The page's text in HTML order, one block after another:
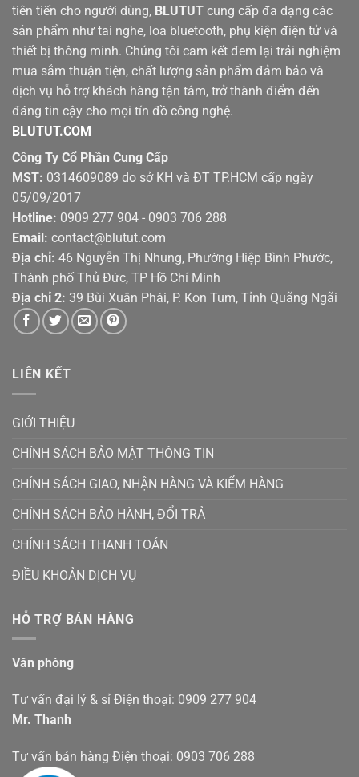
tiên tiến cho người dùng, BLUTUT cung cấp đa dạng các
sản phẩm như tai nghe, loa bluetooth, phụ kiện điện tử và
thiết bị thông minh. Chúng tôi cam kết đem lại trải nghiệm
mua sắm thuận tiện, chất lượng sản phẩm đảm bảo và
dịch vụ hỗ trợ khách hàng tận tâm, trở thành điểm đến
đáng tin cậy cho mọi tín đồ công nghệ.
BLUTUT.COM
Công Ty Cổ Phần Cung Cấp
MST: 0314609089 do sở KH và ĐT TP.HCM cấp ngày
05/09/2017
Hotline: 0909 277 904 - 0903 706 288
Email: contact@blutut.com
Địa chỉ: 46 Nguyễn Thị Nhung, Phường Hiệp Bình Phước,
Thành phố Thủ Đức, TP Hồ Chí Minh
Địa chỉ 2: 39 Bùi Xuân Phái, P. Kon Tum, Tỉnh Quãng Ngãi
LIÊN KẾT
GIỚI THIỆU
CHÍNH SÁCH BẢO MẬT THÔNG TIN
CHÍNH SÁCH GIAO, NHẬN HÀNG VÀ KIỂM HÀNG
CHÍNH SÁCH BẢO HÀNH, ĐỔI TRẢ
CHÍNH SÁCH THANH TOÁN
ĐIỀU KHOẢN DỊCH VỤ
HỖ TRỢ BÁN HÀNG
Văn phòng
Tư vấn đại lý & sỉ Điện thoại: 0909 277 904
Mr. Thanh
Tư vấn bán hàng Điện thoại: 0903 706 288